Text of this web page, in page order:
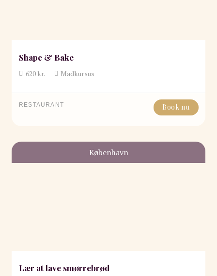
Shape & Bake
620kr. Madkursus
RESTAURANT Book nu
København
Lær at lave smørrebrød